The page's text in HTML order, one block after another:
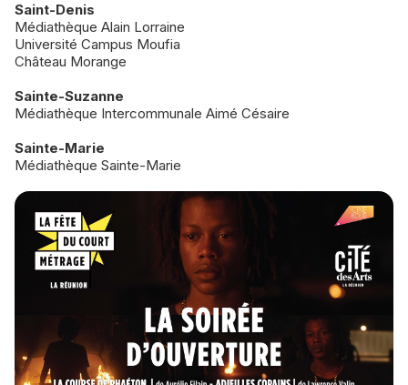
Saint-Denis
Médiathèque Alain Lorraine
Université Campus Moufia
Château Morange
Sainte-Suzanne
Médiathèque Intercommunale Aimé Césaire
Sainte-Marie
Médiathèque Sainte-Marie